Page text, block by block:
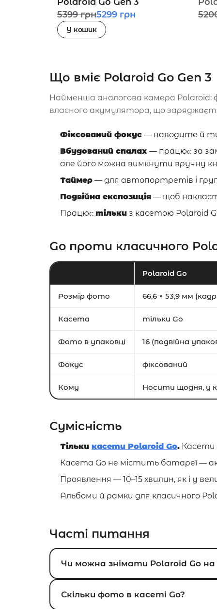
5399грн5299 грн
У кошик
Що вміє Polaroid Go Gen 3
Найменша аналогова камера Polaroid:
власного акумулятора, що
Фіксований фокус — наводите й
Вбудований спалах — працює за
але його можна вимкнути вручну
Таймер — для автопортретів і
Подвійна експозиція — щоб
Працює тільки з касетою Polaroid
Go проти класичного
Polaroid Go
Розмір фото 66,6 × 53,9 мм
Касета тільки Go
Фото в упаковці 16 (подвійна
Фокус фіксований
Кому Носити щодня, у
Сумісність
Тільки касети Polaroid Go. Касети
Касета Go не містить батареї —
Проявлення — 10–15 хвилин, як і у
Альбоми й рамки для класичного
Часті питання
Чи можна знімати Polaroid Go
Скільки фото в касеті Go?